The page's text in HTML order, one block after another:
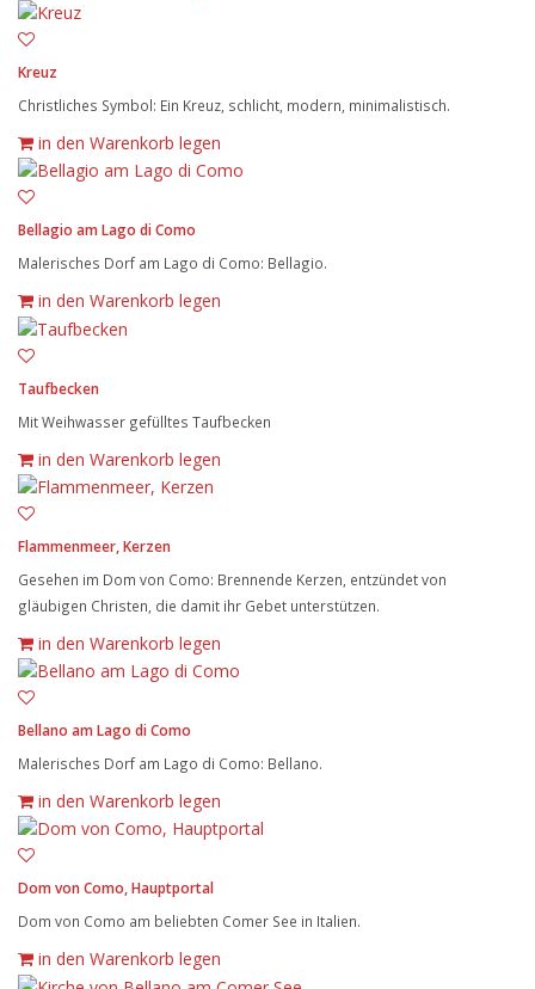
Kreuz
Christliches Symbol: Ein Kreuz, schlicht, modern, minimalistisch.
in den Warenkorb legen
Bellagio am Lago di Como
Malerisches Dorf am Lago di Como: Bellagio.
in den Warenkorb legen
Taufbecken
Mit Weihwasser gefülltes Taufbecken
in den Warenkorb legen
Flammenmeer, Kerzen
Gesehen im Dom von Como: Brennende Kerzen, entzündet von
gläubigen Christen, die damit ihr Gebet unterstützen.
in den Warenkorb legen
Bellano am Lago di Como
Malerisches Dorf am Lago di Como: Bellano.
in den Warenkorb legen
Dom von Como, Hauptportal
Dom von Como am beliebten Comer See in Italien.
in den Warenkorb legen